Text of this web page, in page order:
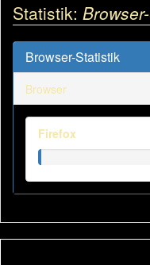
Statistik:
Browser-Statistik
Browser
Firefox